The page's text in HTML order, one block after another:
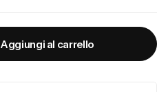
Aggiungi al carrello